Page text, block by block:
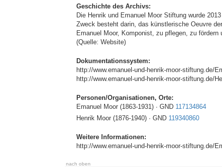
Geschichte des Archivs:
Die Henrik und Emanuel Moor Stiftung wurde
Zweck besteht darin, das künstlerische Oeuvre
Emanuel Moor, Komponist, zu pflegen, zu fördern
(Quelle: Website)
Dokumentationssystem:
http://www.emanuel-und-henrik-moor-stiftung.de/
http://www.emanuel-und-henrik-moor-stiftung.de/
Personen/Organisationen, Orte:
Emanuel Moor (1863-1931) · GND 117134864
Henrik Moor (1876-1940) · GND 119340860
Weitere Informationen:
http://www.emanuel-und-henrik-moor-stiftung.de/
nach oben